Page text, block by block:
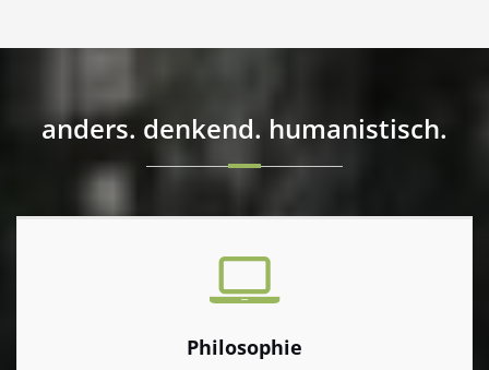
anders. denkend. humanistisch.
Philosophie